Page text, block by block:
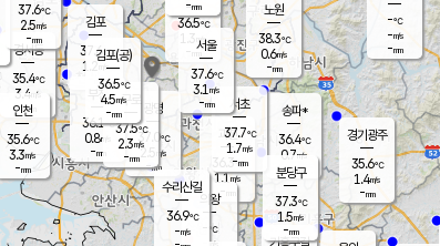
과천
36.3℃
1.1m/s
- mm
경기광주
35.6℃
1.4m/s
-mm
경서동
35.4℃
3.4 m/s
-mm
-℃
-m/s
-mm
의왕
- ℃
m/s
김포
37.6℃
1.2 m/s
mm
광명
37.0
℃
2.5 m/s
-mm
부천
36.1℃
0.8m/s
-mm
37.6℃
2.5m/s
-mm
구로
37.5℃
2.3m/s
-mm
36.5℃
1.3 m/s
- mm
노원
38.3℃
0.6m/s
-mm
송파*
36.4℃
0.7m/s
-mm
서초
37.7℃
1.7m/s
-mm
기흥구갈
수리산길
36.9℃
-m/s
분당구
37.3℃
1.5m/s
-mm
-mm
김포(공)
36.5℃
4.5m/s
-mm
인천
35.6℃
3.3m/s
-mm
서울
37.6℃
3.1 m/s
-mm